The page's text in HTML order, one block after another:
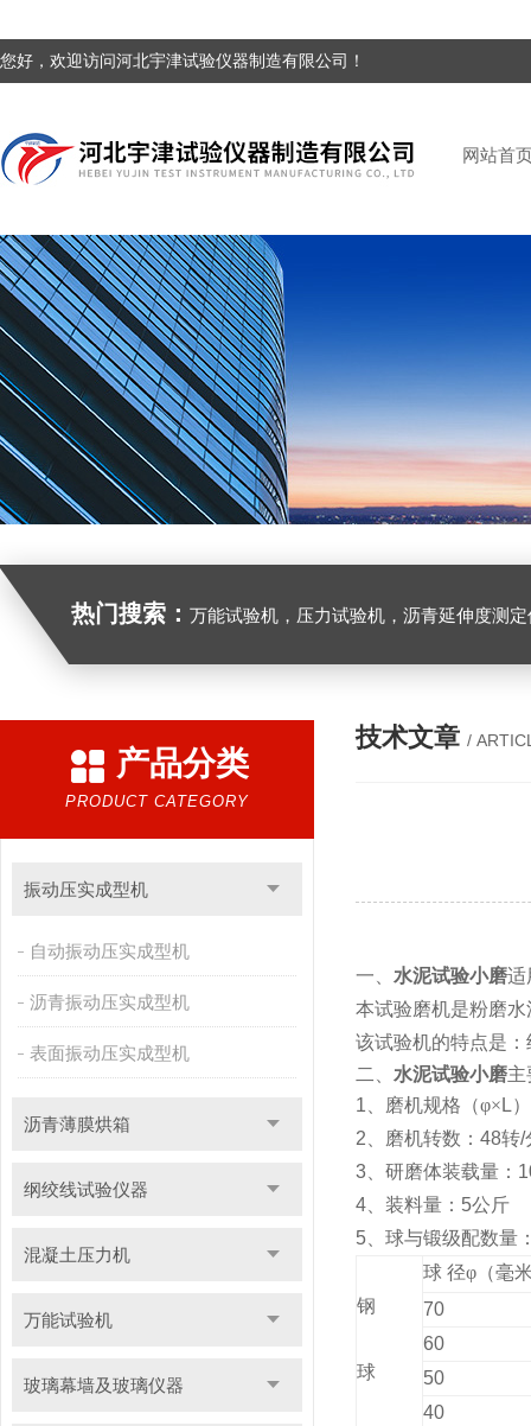
您好，欢迎访问河北宇津试验仪器制造有限公司！
网站首
热门搜索： 万能试验机，压力试验机，沥青延伸度测定仪，沥青混合料拌合机，全自动沥青混合料离心式抽提仪，马歇尔电动
产品分类
PRODUCT CATEGORY
振动压实成型机
自动振动压实成型机
沥青振动压实成型机
表面振动压实成型机
沥青薄膜烘箱
纲绞线试验仪器
混凝土压力机
万能试验机
玻璃幕墙及玻璃仪器
技术文章 /
一、 水泥试验小磨适
本试验磨机是粉磨
该试验机的特点是
二、 水泥试验小磨主
1 、磨机规格（φ× L
2 、磨机转数： 48转/
3 、研磨体装载量：
4 、装料量： 5公斤
5 、球与锻级配数量
钢
球
球 径φ（毫
70
60
50
40